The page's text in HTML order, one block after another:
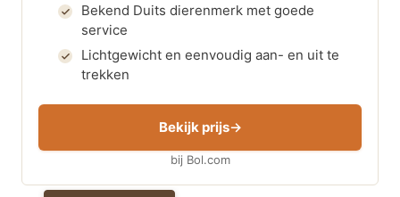
Bekend Duits dierenmerk met goede
service
Lichtgewicht en eenvoudig aan- en uit te
trekken
Bekijk prijs
bij Bol.com